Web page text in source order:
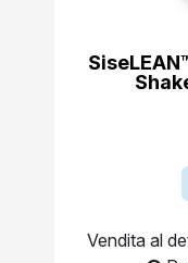
Vendita al